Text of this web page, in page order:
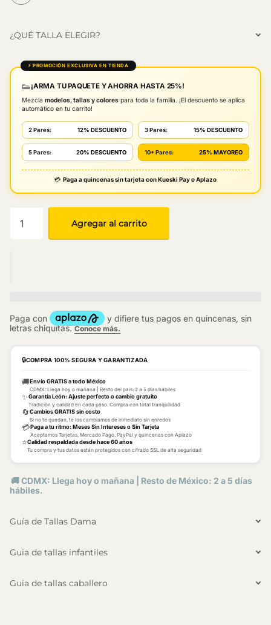
¿QUÉ TALLA ELEGIR?
⚡ PROMOCIÓN EXCLUSIVA EN TIENDA
👟 ¡ARMA TU PAQUETE Y AHORRA HASTA 25%!
Mezcla modelos, tallas y colores para toda la familia. ¡El descuento se aplica
automático en tu carrito!
2 Pares: 12% DESCUENTO 3 Pares: 15% DESCUENTO
5 Pares: 20% DESCUENTO 10+ Pares: 25% MAYOREO
💳 Paga a quincenas sin tarjeta con Kueski Pay o Aplazo
Agregar al carrito
🔒COMPRA 100% SEGURA Y GARANTIZADA
🚚Envío GRATIS a todo México
CDMX: Llega hoy o mañana | Resto del país: 2 a 5 días hábiles
✨Garantía León: Ajuste perfecto o cambio gratuito
Tradición y calidad en cada paso. Compra con total tranquilidad
🔄Cambios GRATIS sin costo
Si no te quedan, te los cambiamos de inmediato sin enredos
💳Paga a tu ritmo: Meses Sin Intereses o Sin Tarjeta
Aceptamos Tarjetas, Mercado Pago, PayPal y quincenas con Aplazo
⭐Calidad respaldada desde hace 60 años
Tu compra y tus datos están protegidos con cifrado SSL de alta seguridad
🚚 CDMX: Llega hoy o mañana | Resto de México: 2 a 5 días
hábiles.
Guía de Tallas Dama
Guia de tallas infantiles
Guia de tallas caballero